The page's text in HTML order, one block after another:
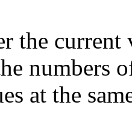
the
numbers
at the